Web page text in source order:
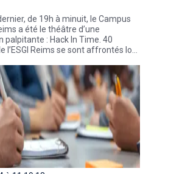
de 19h à minuit, le Campus
a été le théâtre d’une
palpitante : Hack In Time. 40
l’ESGI Reims se sont affrontés lors
des défis et d’améliorer les
des participants en